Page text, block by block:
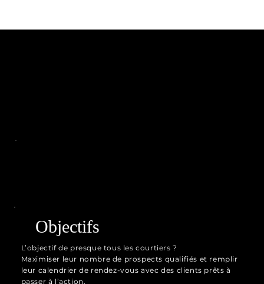
Objectifs
L’objectif de presque tous les courtiers ?
Maximiser leur nombre de prospects qualifiés et remplir
leur calendrier de rendez-vous avec des clients prêts à
passer à l’action.